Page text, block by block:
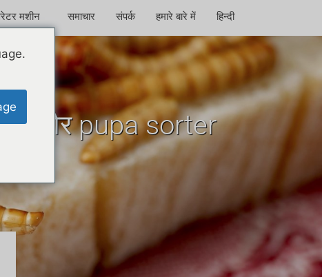
मशीन समाचार संपर्क हमारे बारे में हिन्दी
और pupa sorter